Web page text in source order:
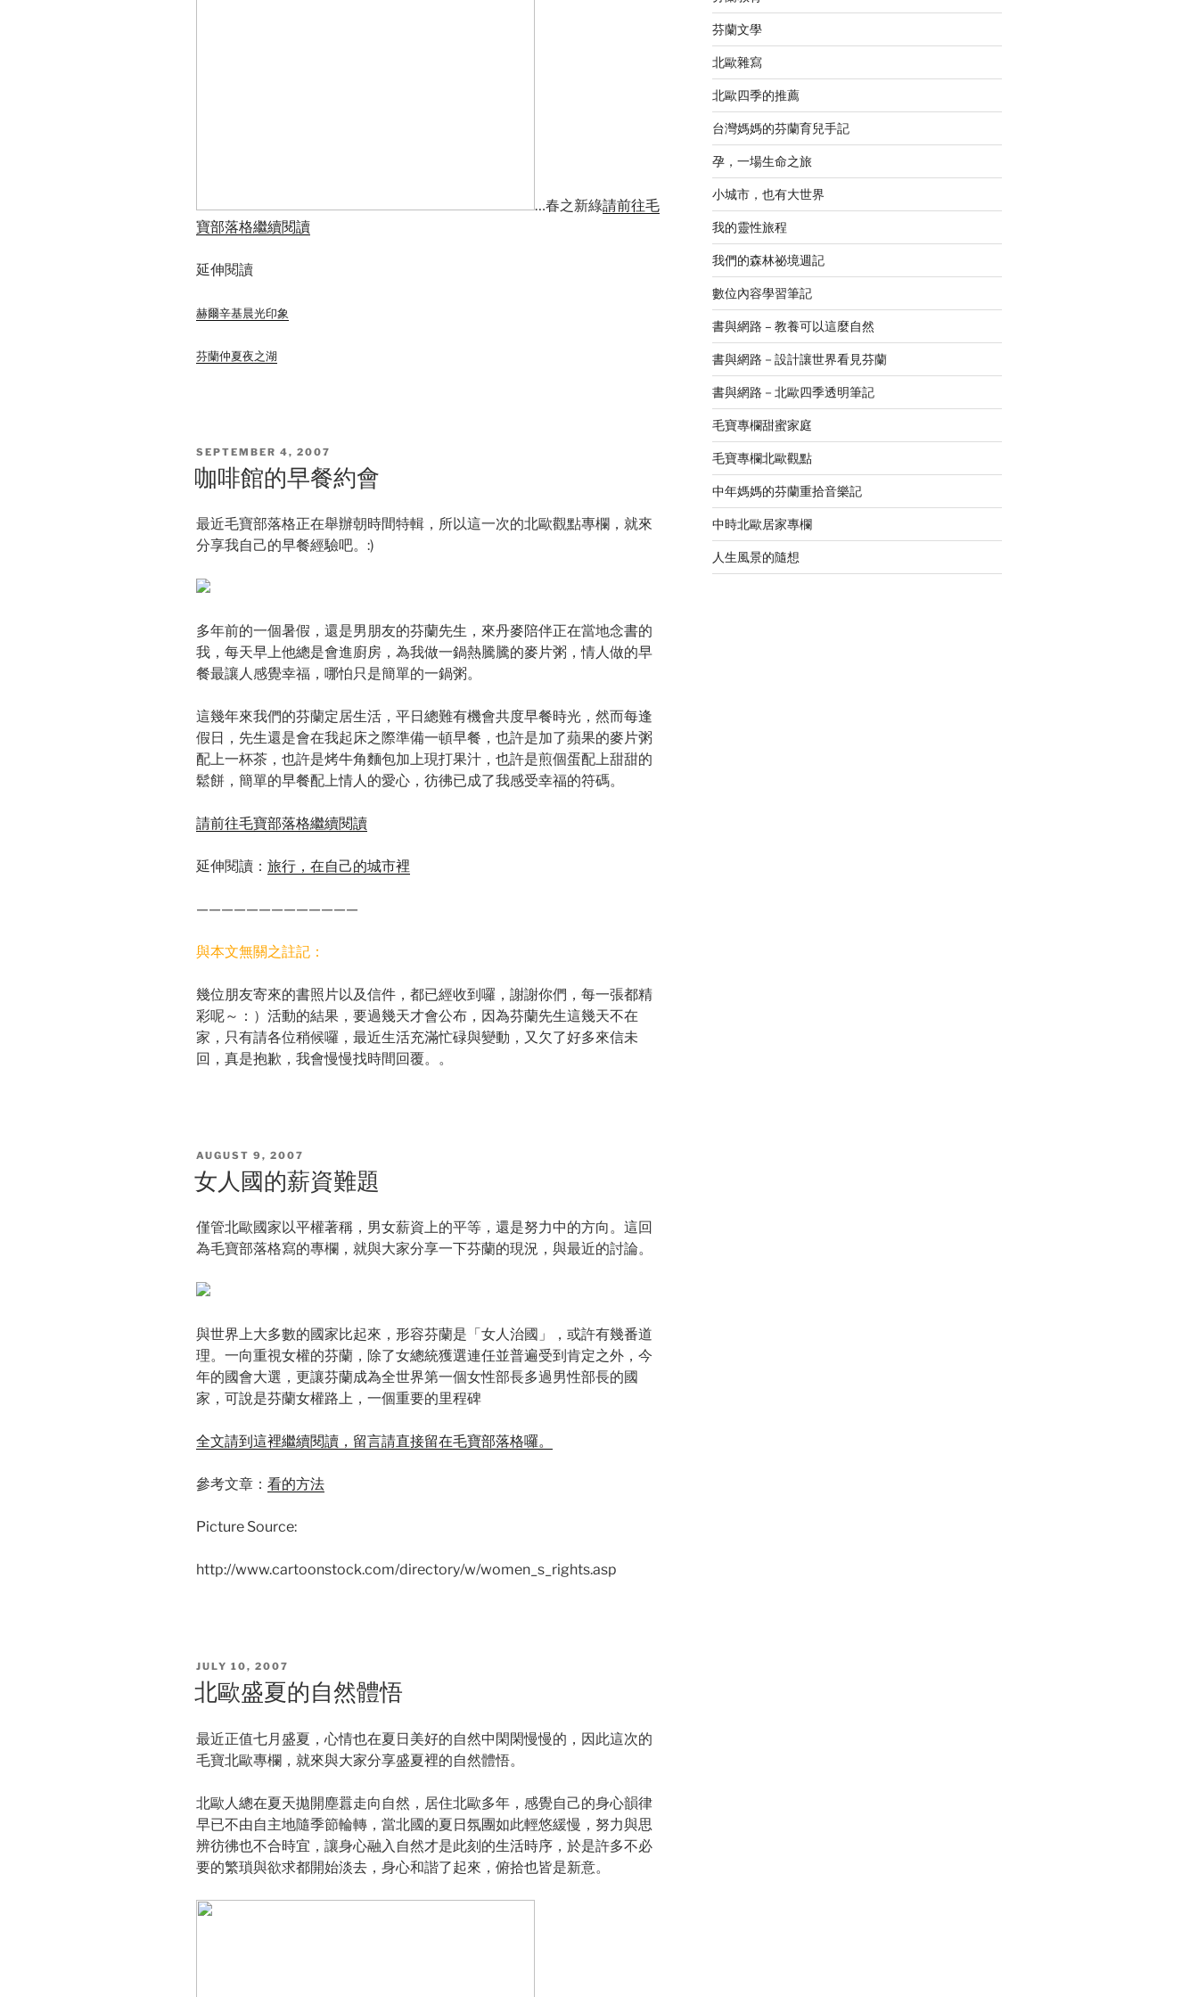
…春之新綠請前往毛
寶部落格繼續閱讀
延伸閱讀
赫爾辛基晨光印象
芬蘭仲夏夜之湖
POSTED
ON
SEPTEMBER 4, 2007
咖啡館的早餐約會
最近毛寶部落格正在舉辦朝時間特輯，所以這一次的北歐觀點專欄，就來
分享我自己的早餐經驗吧。:)
多年前的一個暑假，還是男朋友的芬蘭先生，來丹麥陪伴正在當地念書的
我，每天早上他總是會進廚房，為我做一鍋熱騰騰的麥片粥，情人做的早
餐最讓人感覺幸福，哪怕只是簡單的一鍋粥。
這幾年來我們的芬蘭定居生活，平日總難有機會共度早餐時光，然而每逢
假日，先生還是會在我起床之際準備一頓早餐，也許是加了蘋果的麥片粥
配上一杯茶，也許是烤牛角麵包加上現打果汁，也許是煎個蛋配上甜甜的
鬆餅，簡單的早餐配上情人的愛心，彷彿已成了我感受幸福的符碼。
請前往毛寶部落格繼續閱讀
延伸閱讀： 旅行，在自己的城市裡
—————————————
與本文無關之註記：
幾位朋友寄來的書照片以及信件，都已經收到囉，謝謝你們，每一張都精
彩呢～：）活動的結果，要過幾天才會公布，因為芬蘭先生這幾天不在
家，只有請各位稍候囉，最近生活充滿忙碌與變動，又欠了好多來信未
回，真是抱歉，我會慢慢找時間回覆。。
POSTED
ON
AUGUST 9, 2007
女人國的薪資難題
僅管北歐國家以平權著稱，男女薪資上的平等，還是努力中的方向。這回
為毛寶部落格寫的專欄，就與大家分享一下芬蘭的現況，與最近的討論。
與世界上大多數的國家比起來，形容芬蘭是「女人治國」，或許有幾番道
理。一向重視女權的芬蘭，除了女總統獲選連任並普遍受到肯定之外，今
年的國會大選，更讓芬蘭成為全世界第一個女性部長多過男性部長的國
家，可說是芬蘭女權路上，一個重要的里程碑
全文請到這裡繼續閱讀，留言請直接留在毛寶部落格囉。
參考文章： 看的方法
Picture Source:
http://www.cartoonstock.com/directory/w/women_s_rights.asp
POSTED
ON
JULY 10, 2007
北歐盛夏的自然體悟
最近正值七月盛夏，心情也在夏日美好的自然中閑閑慢慢的，因此這次的
毛寶北歐專欄，就來與大家分享盛夏裡的自然體悟。
北歐人總在夏天拋開塵囂走向自然，居住北歐多年，感覺自己的身心韻律
早已不由自主地隨季節輪轉，當北國的夏日氛團如此輕悠緩慢，努力與思
辨彷彿也不合時宜，讓身心融入自然才是此刻的生活時序，於是許多不必
要的繁瑣與欲求都開始淡去，身心和諧了起來，俯拾也皆是新意。
芬蘭文學
北歐雜寫
北歐四季的推薦
台灣媽媽的芬蘭育兒手記
孕，一場生命之旅
小城市，也有大世界
我的靈性旅程
我們的森林祕境週記
數位內容學習筆記
書與網路 – 教養可以這麼自然
書與網路－設計讓世界看見芬蘭
書與網路－北歐四季透明筆記
毛寶專欄甜蜜家庭
毛寶專欄北歐觀點
中年媽媽的芬蘭重拾音樂記
中時北歐居家專欄
人生風景的隨想